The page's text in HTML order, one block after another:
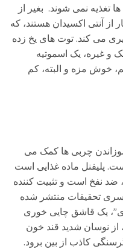
تغذیه نمی شوند. بغیر از
از آنتی اکسیدان هستند، که
می کند. توت های یخ زده
و غیره، یک اسموتیه
خوش مزه و البته، کم
چربی ها کمک می
پلیفنل ماده غذایی است
ضد نفخ است و تثبیت کننده
تحقیقات منتشر شده
یک قاشق چایی خوری
از نوسان شدید قند خون
کاذب از بین برود.